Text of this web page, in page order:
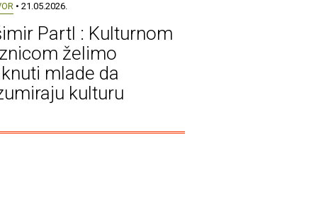
• 21.05.2026.
Partl : Kulturnom
želimo
mlade da
kulturu